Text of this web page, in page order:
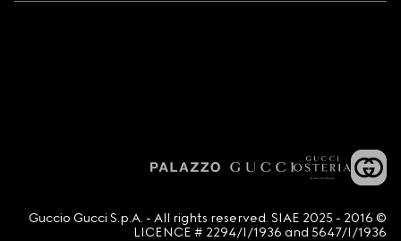
© 2016 - 2025 Guccio Gucci S.p.A. - All rights reserved. SIAE
LICENCE # 2294/I/1936 and 5647/I/1936